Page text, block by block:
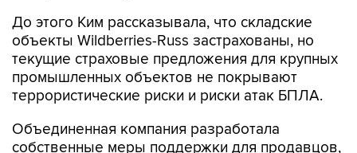
До этого Ким рассказывала, что складские
объекты Wildberries-Russ застрахованы, но
текущие страховые предложения для крупных
промышленных объектов не покрывают
террористические риски и риски атак БПЛА.
Объединенная компания разработала
собственные меры поддержки для продавцов,